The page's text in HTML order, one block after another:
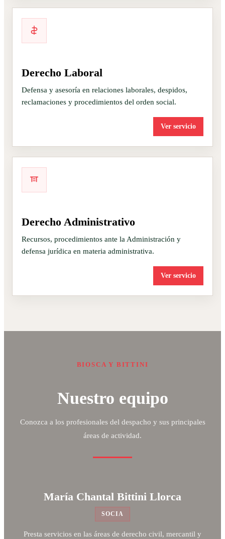
Derecho Laboral
Defensa y asesoría en relaciones laborales, despidos,
reclamaciones y procedimientos del orden social.
Ver servicio
Derecho Administrativo
Recursos, procedimientos ante la Administración y
defensa jurídica en materia administrativa.
Ver servicio
BIOSCA Y BITTINI
Nuestro equipo
Conozca a los profesionales del despacho y sus principales
áreas de actividad.
María Chantal Bittini Llorca
SOCIA
Presta servicios en las áreas de derecho civil, mercantil y